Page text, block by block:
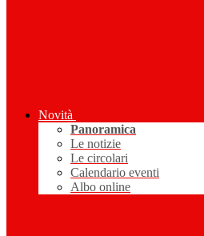
Novità
Panoramica
Le notizie
Le circolari
Calendario eventi
Albo online